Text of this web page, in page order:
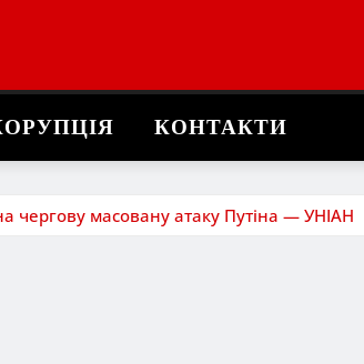
КОНТАКТИ
чергову масовану атаку Путіна — УНІАН